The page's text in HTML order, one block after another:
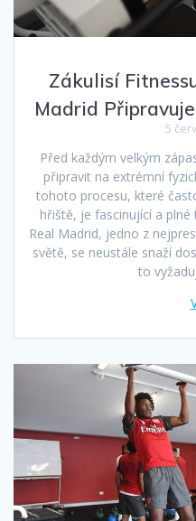
Zákulisí
Madrid
5
Před každým velkým
připravit na extrémní
tohoto procesu, které
hřiště, je fascinující a
Real Madrid, jedno z
světě, se neustále snaží
to